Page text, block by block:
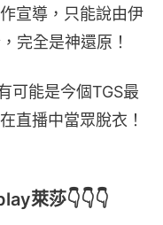
宣導，只能說由伊
完全是神還原！
可能是今個TGS最
直播中當眾脫衣！
萊莎👇👇👇